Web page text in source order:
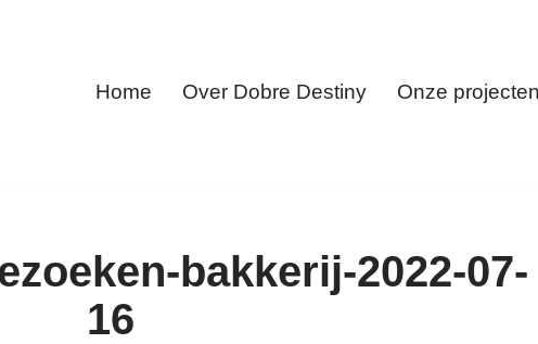
Home Over Dobre Destiny Onze projecten
bakkerij-2022-07-
16